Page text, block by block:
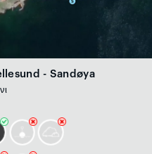
- Sandøya